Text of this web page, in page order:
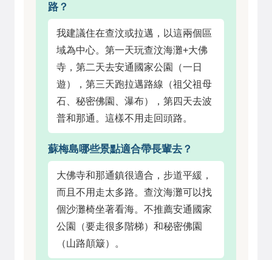
路？
我建議住在查汶或拉邁，以這兩個區
域為中心。第一天玩查汶海灘+大佛
寺，第二天去安通國家公園（一日
遊），第三天跑拉邁路線（祖父祖母
石、秘密佛園、瀑布），第四天去波
普和那通。這樣不用走回頭路。
蘇梅島哪些景點適合帶長輩去？
大佛寺和那通鎮很適合，步道平緩，
而且不用走太多路。查汶海灘可以找
個沙灘椅坐著看海。不推薦安通國家
公園（要走很多階梯）和秘密佛園
（山路顛簸）。